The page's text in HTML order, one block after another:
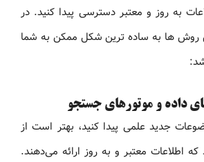
به‌ روز و معتبر دسترسی پیدا کنید. در
روش ها به ساده ترین شکل ممکن به شما
داده و موتورهای جستجو
جدید علمی پیدا کنید، بهتر است از
که اطلاعات معتبر و به‌ روز ارائه می‌دهند.